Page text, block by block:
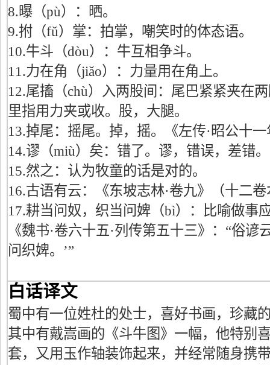
8.曝（pù）：晒。
9.拊（fǔ）掌：拍掌，嘲笑时的体态语。
10.牛斗（dòu）：牛互相争斗。
11.力在角（jiǎo）：力量用在角上。
12.尾搐（chù）入两股间：尾巴紧紧夹在
里指用力夹或收。股，大腿。
13.掉尾：摇尾。掉，摇。《左传·昭公十
14.谬（miù）矣：错了。谬，错误，差错。
15.然之：认为牧童的话是对的。
16.古语有云：《东坡志林·卷九》（十二
17.耕当问奴，织当问婢（bì）：比喻做事
《魏书·卷六十五·列传第五十三》：“俗谚
问织婢。’”
白话译文
蜀中有一位姓杜的处士，喜好书画，珍藏
其中有戴嵩画的《斗牛图》一幅，他特别
套，又用玉作轴装饰起来，并经常随身携